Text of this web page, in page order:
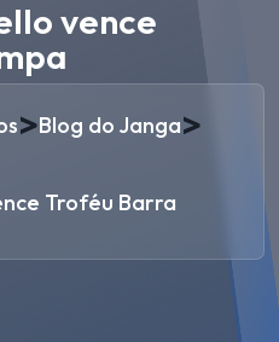
vence
>Blog do Janga>
Troféu Barra